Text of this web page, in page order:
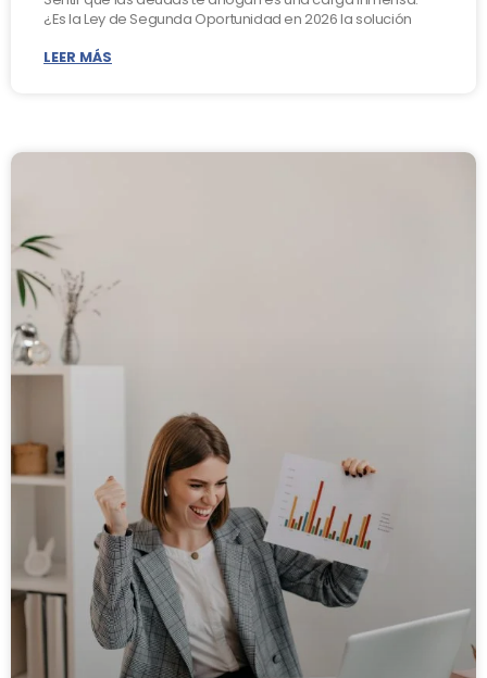
¿Es la Ley de Segunda Oportunidad en 2026 la solución
LEER MÁS